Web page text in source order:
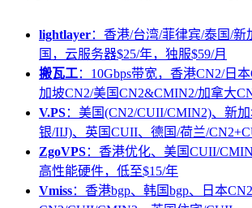
lightlayer：香港/台湾/菲律宾/泰国/新
国，云服务器$25/年，独服$59/月
搬瓦工：10Gbps带宽，香港CN2/日
加坡CN2/美国CN2&CMIN2/加拿大
V.PS：美国(CN2/CUII/CMIN2)、新
银/IIJ)、英国CUII、德国/荷兰/
ZgoVPS：香港优化、美国CUII/
高性能硬件，低至$15/年
Vmiss：香港bgp、韩国bgp、日本